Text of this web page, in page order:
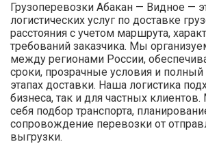
Грузоперевозки Абакан — Видное —
логистических услуг по доставке
расстояния с учетом маршрута,
требований заказчика. Мы
между регионами России,
сроки, прозрачные условия и полный
этапах доставки. Наша логистика
бизнеса, так и для частных
себя подбор транспорта,
сопровождение перевозки от
выгрузки.